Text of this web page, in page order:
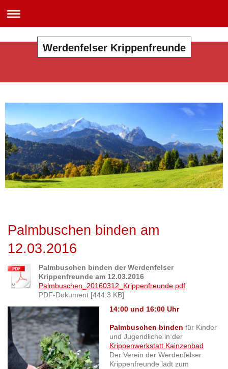
Werdenfelser Krippenfreunde
Palmbuschen binden am
12.03.2016
Palmbuschen binden der Werdenfelser
Krippenfreunde am 12.03.2016
Palmbuschen_20160312_Krippenfreunde.pdf
PDF-Dokument [444.3 KB]
14:00 und 16:00 Uhr
Palmbuschen binden für Kinder
und Jugendliche in der
Krippenwerkstatt Kainzenbad
Der Verein der Werdenfelser
Krippenfreunde lädt zum